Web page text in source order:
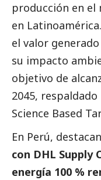
producción en el
en
el valor
su impacto
objetivo de
2045,
Science Based
En Perú,
con DHL Supply
energía 100 %